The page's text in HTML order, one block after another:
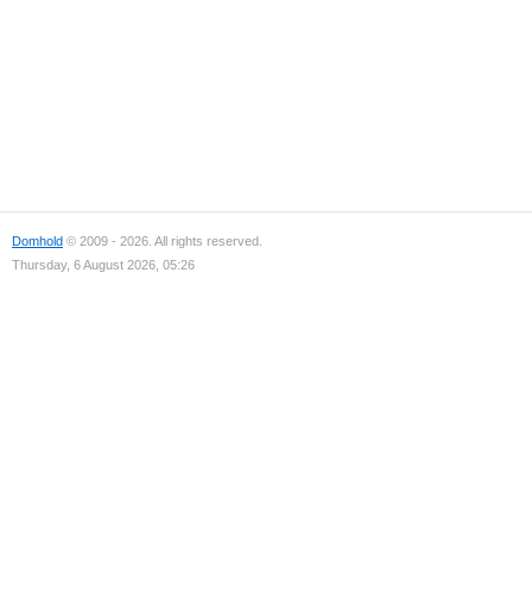
Domhold © 2009 - 2026. All rights reserved.
Thursday, 6 August 2026, 05:26